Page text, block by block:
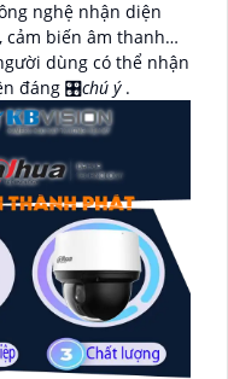
nghệ nhận diện
cảm biến âm thanh…
dùng có thể nhận
đáng 🎛chú ý.